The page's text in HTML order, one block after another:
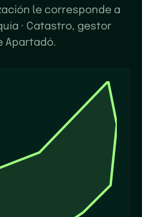
le corresponde a
· Catastro, gestor
Apartadó.